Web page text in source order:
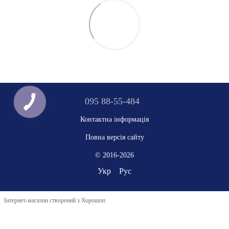
095 88-55-484
Контактна інформація
Повна версія сайту
© 2016-2026
Укр Рус
Інтернет-магазин створений з Хорошоп